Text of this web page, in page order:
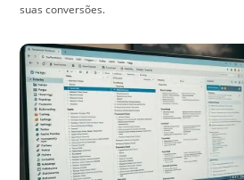
suas conversões.